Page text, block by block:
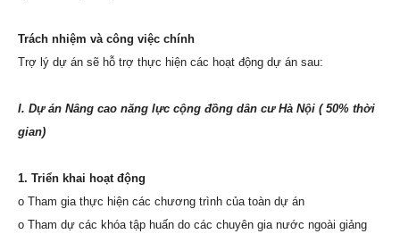
Trách nhiệm và công việc chính
Trợ lý dự án sẽ hỗ trợ thực hiện các hoạt động dự án sau:
I. Dự án Nâng cao năng lực cộng đồng dân cư Hà Nội ( 50% thời
gian)
1. Triển khai hoạt động
o Tham gia thực hiện các chương trình của toàn dự án
o Tham dự các khóa tập huấn do các chuyên gia nước ngoài giảng